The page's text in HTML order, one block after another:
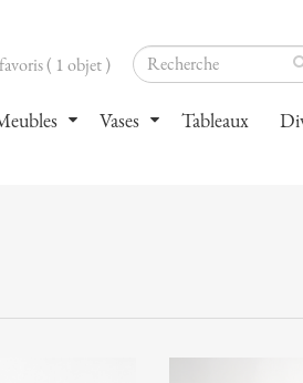
( 1 objet )
Vases Tableaux